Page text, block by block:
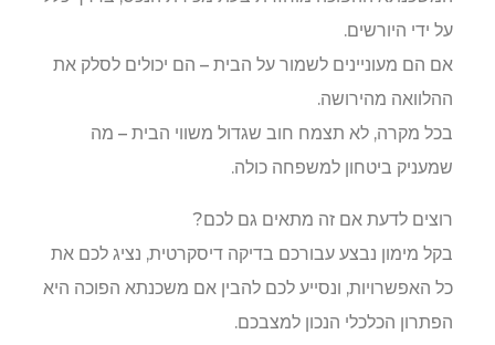
על ידי היורשים.
אם הם מעוניינים לשמור על הבית – הם יכולים לסלק את
ההלוואה מהירושה.
בכל מקרה, לא תצמח חוב שגדול משווי הבית – מה
שמעניק ביטחון למשפחה כולה.
רוצים לדעת אם זה מתאים גם לכם?
בקל מימון נבצע עבורכם בדיקה דיסקרטית, נציג לכם את
כל האפשרויות, ונסייע לכם להבין אם משכנתא הפוכה היא
הפתרון הכלכלי הנכון למצבכם.